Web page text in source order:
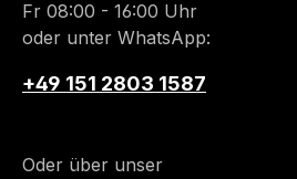
Fr 08:00 - 16:00 Uhr
oder unter WhatsApp:
+49 151 2803 1587
Oder über unser